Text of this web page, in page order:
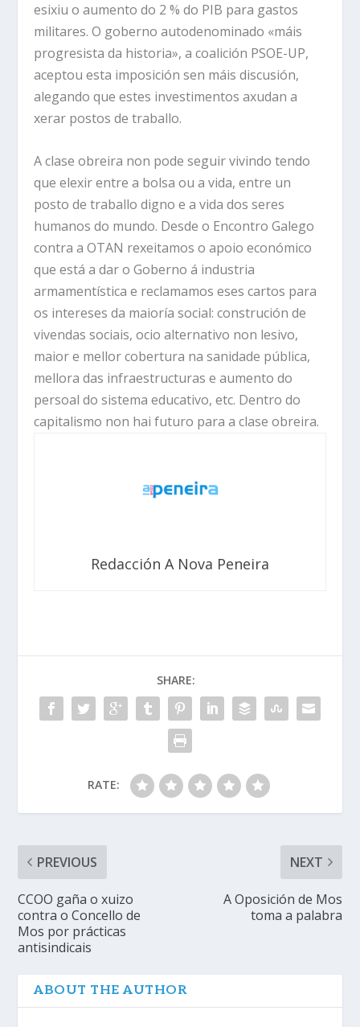
esixiu o aumento do 2 % do PIB para gastos
militares. O goberno autodenominado «máis
progresista da historia», a coalición PSOE-UP,
aceptou esta imposición sen máis discusión,
alegando que estes investimentos axudan a
xerar postos de traballo.
A clase obreira non pode seguir vivindo tendo
que elexir entre a bolsa ou a vida, entre un
posto de traballo digno e a vida dos seres
humanos do mundo. Desde o Encontro Galego
contra a OTAN rexeitamos o apoio económico
que está a dar o Goberno á industria
armamentística e reclamamos eses cartos para
os intereses da maioría social: construción de
vivendas sociais, ocio alternativo non lesivo,
maior e mellor cobertura na sanidade pública,
mellora das infraestructuras e aumento do
persoal do sistema educativo, etc. Dentro do
capitalismo non hai futuro para a clase obreira.
Redacción A Nova Peneira
SHARE:
RATE:
PREVIOUS
CCOO gaña o xuizo
contra o Concello de
Mos por prácticas
antisindicais
NEXT
A Oposición de Mos
toma a palabra
ABOUT THE AUTHOR